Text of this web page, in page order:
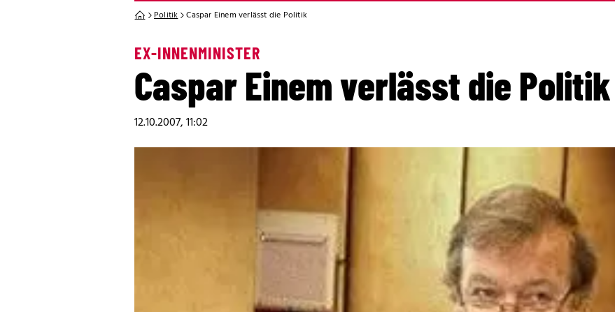
Politik Caspar Einem verlässt die Politik
EX-INNENMINISTER
Caspar Einem verlässt die Politik
12.10.2007, 11:02